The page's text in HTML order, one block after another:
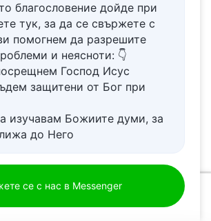
се стремиш към истината,
вървиш, както и твоят избор
а в по-широк план накрая ще
покварения си нрав, защото се
и ще бъдеш спасен.
които ще бъдат спасени,
на окото Му или
ръката Му, а още по-малко са
на Неговото царство.
която предстои да получиш
благословение дойде при
тук, за да се свържете с
помогнем да разрешите
и неясноти: 👇
Господ Исус
защитени от Бог при
изучавам Божиите думи, за
до Него
за молитва
се с нас в Messenger (Трета